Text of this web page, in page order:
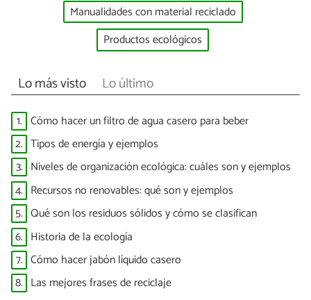
Manualidades con material reciclado
Productos ecológicos
Lo más visto Lo último
1. Cómo hacer un filtro de agua casero para beber
2. Tipos de energía y ejemplos
3. Niveles de organización ecológica: cuáles son y ejemplos
4. Recursos no renovables: qué son y ejemplos
5. Qué son los residuos sólidos y cómo se clasifican
6. Historia de la ecología
7. Cómo hacer jabón líquido casero
8. Las mejores frases de reciclaje